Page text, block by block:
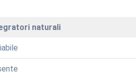
naturali